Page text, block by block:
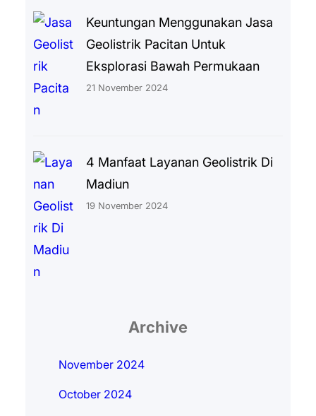
Keuntungan Menggunakan Jasa
Geolistrik Pacitan Untuk
Eksplorasi Bawah Permukaan
21 November 2024
4 Manfaat Layanan Geolistrik Di
Madiun
19 November 2024
Archive
November 2024
October 2024